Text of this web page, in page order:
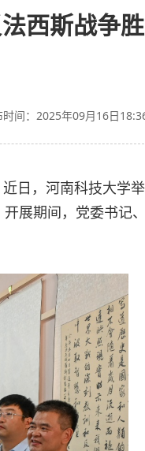
西斯战争胜
时间：2025年09月16日
日，河南科技大学举
展期间，党委书记